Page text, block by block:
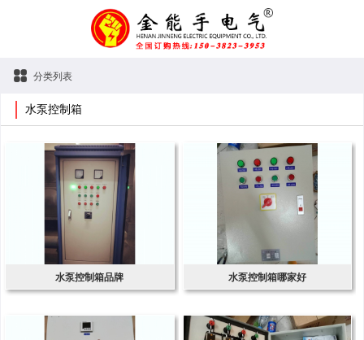
分类列表
水泵控制箱
水泵控制箱品牌 水泵控制箱哪家好